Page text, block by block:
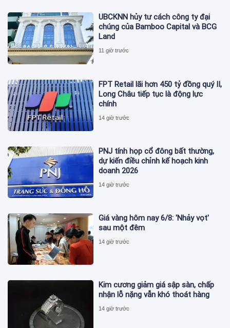
UBCKNN hủy tư cách công ty đại
chúng của Bamboo Capital và BCG
Land
11 giờ trước
FPT Retail lãi hơn 450 tỷ đồng quý II,
Long Châu tiếp tục là động lực
chính
14 giờ trước
PNJ tính họp cổ đông bất thường,
dự kiến điều chỉnh kế hoạch kinh
doanh 2026
14 giờ trước
Giá vàng hôm nay 6/8: 'Nhảy vọt'
sau một đêm
14 giờ trước
Kim cương giảm giá sập sàn, chấp
nhận lỗ nặng vẫn khó thoát hàng
14 giờ trước